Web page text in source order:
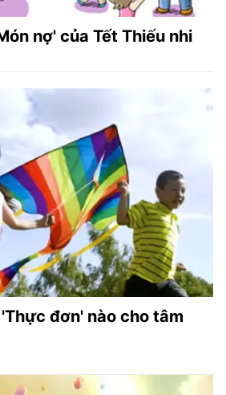
nợ' của Tết Thiếu nhi
đơn' nào cho tâm